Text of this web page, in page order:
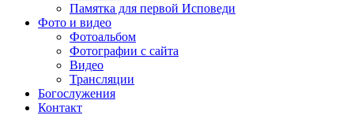
Памятка для первой Исповеди
Фото и видео
Фотоальбом
Фотографии с сайта
Видео
Трансляции
Богослужения
Контакт